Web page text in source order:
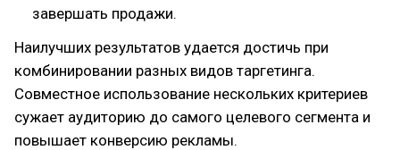
завершать продажи.
Наилучших результатов удается достичь при
комбинировании разных видов таргетинга.
Совместное использование нескольких критериев
сужает аудиторию до самого целевого сегмента и
повышает конверсию рекламы.